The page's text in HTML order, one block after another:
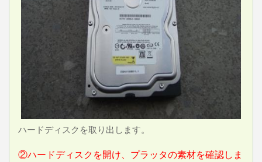
ハードディスクを取り出します。
②ハードディスクを開け、プラッタの素材を確認しま